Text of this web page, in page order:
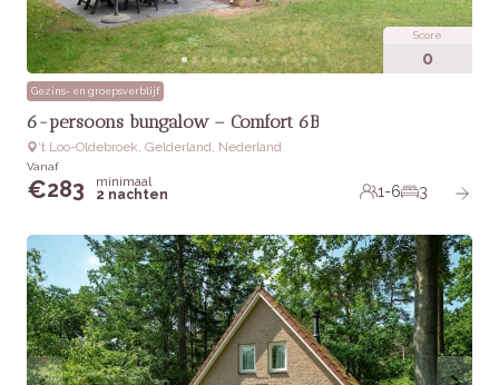
Score
0
Gezins- en groepsverblijf
6-persoons bungalow – Comfort 6B
‘t Loo-Oldebroek, Gelderland, Nederland
Vanaf
€283
minimaal
2 nachten
1-6 3